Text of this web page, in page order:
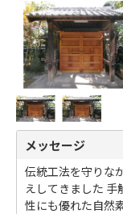
メッセージ
伝統工法を守りな
えしてきました 手
性にも優れた自然